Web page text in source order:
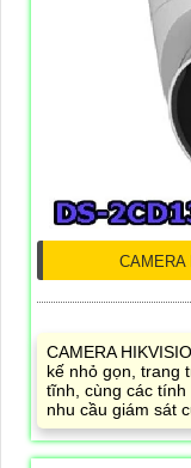
CAMERA
CAMERA
kế nhỏ gọn, trang
tĩnh, cùng các
nhu cầu giám sát